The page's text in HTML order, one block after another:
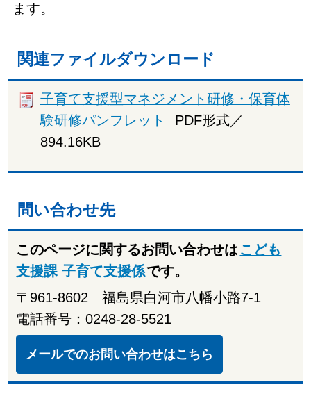
ます。
関連ファイルダウンロード
子育て支援型マネジメント研修・保育体
験研修パンフレット
PDF形式／
894.16KB
問い合わせ先
このページに関するお問い合わせは こども
支援課 子育て支援係です。
〒961-8602 福島県白河市八幡小路7-1
電話番号：0248-28-5521
メールでのお問い合わせはこちら